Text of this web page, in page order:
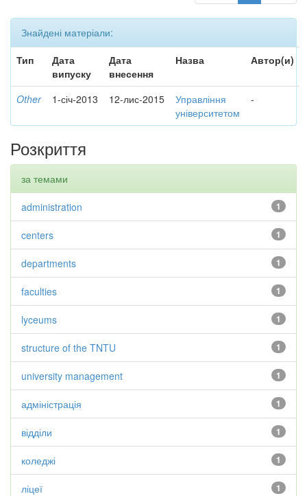
Знайдені матеріали:
Тип
Дата
випуску
Дата
внесення
Назва Автор(и)
Other 1-січ-2013 12-лис-2015
Управління
університетом
-
Розкриття
за темами
1
administration
1
centers
1
departments
1
faculties
1
lyceums
1
structure of the TNTU
1
university management
1
адміністрація
1
відділи
1
коледжі
1
ліцеї